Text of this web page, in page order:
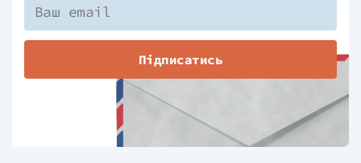
Підписатись